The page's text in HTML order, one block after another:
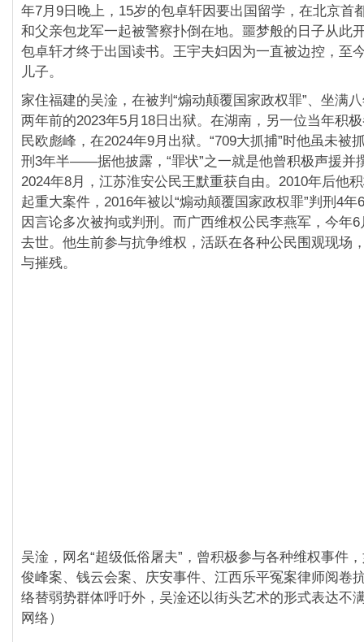
年7月9日晚上，15岁的包卓轩因要出国留学，在北京首
和父亲包龙军一起被警察扑倒在地。噩梦般的日子从此
包卓轩才终于出国读书。王宇夫妇因为一直被边控，至
儿子。
家住福建的吴淦，在被判“煽动颠覆国家政权罪”、坐满
两年前的2023年5月18日出狱。在湖南，另一位当年积极
民欧彪峰，在2024年9月出狱。“709大抓捕”时他虽未被
刑3年半——据他披露，“罪状”之一就是他曾积极声援并
2024年8月，江苏淮安公民王默重获自由。2010年后他
起重大案件，2016年被以“煽动颠覆国家政权罪”判刑4年
因言论多次被拘或判刑。而广西维权公民李燕军，今年
去世。他生前参与抗争维权，活跃在各种公民围观现场
与摧残。
吴淦，网名“超级低俗屠夫”，曾积极参与各种维权事件
俊峰案、钱云会案、庆安事件、江西乐平冤案律师阅卷
络替弱势群体呼吁外，吴淦还以街头艺术的形式表达不
网络）